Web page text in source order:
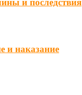
и последствия
и наказание